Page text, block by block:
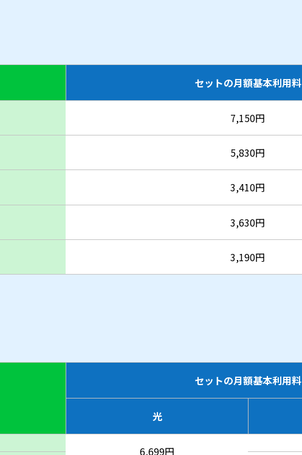
セットの月額基本利用料
7,150円
5,830円
3,410円
3,630円
3,190円
セットの月額基本利用料
光
6,699円